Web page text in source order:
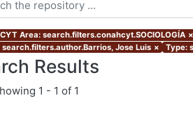
Area: search.filters.conahcyt.SOCIOLOGÍA ×
Jose Luis × Type:
Results
1 - 1 of 1